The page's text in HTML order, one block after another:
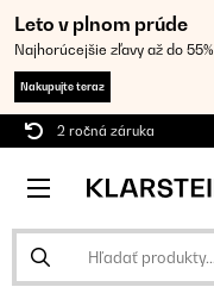
Leto v plnom prúde
Najhorúcejšie zľavy až do 55%
Nakupujte teraz
2 ročná záruka